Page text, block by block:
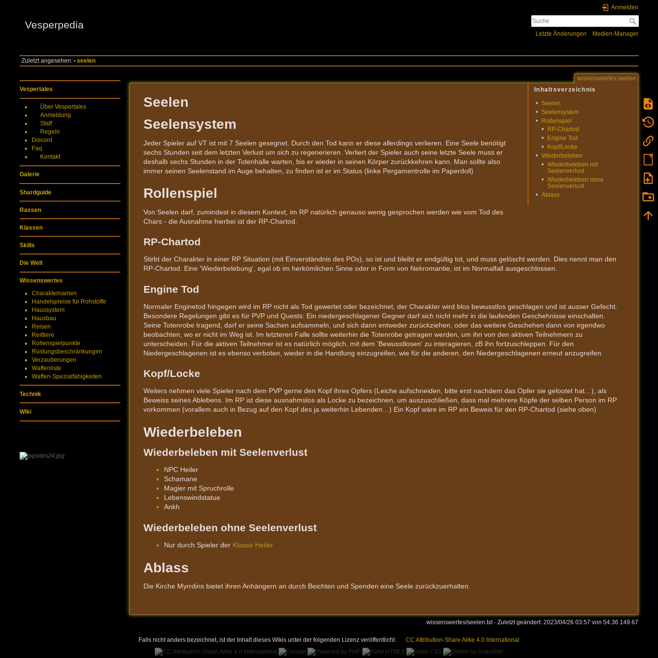
Vesperpedia
Anmelden
Letzte Änderungen Medien-Manager
Zuletzt angesehen: • seelen
Vespertales
Über Vespertales
Anmeldung
Staff
Regeln
Discord
Faq
Kontakt
Galerie
Shardguide
Rassen
Klassen
Skills
Die Welt
Wissenswertes
Charakternamen
Handelspreise für Rohstoffe
Haussystem
Hausbau
Reisen
Reittiere
Rollenspielpunkte
Rüstungsbeschränkungen
Verzauberungen
Waffenliste
Waffen-Spezialfähigkeiten
Technik
Wiki
wissenswertes:seelen
Inhaltsverzeichnis
Seelen
Seelensystem
Rollenspiel
RP-Chartod
Engine Tod
Kopf/Locke
Wiederbeleben
Wiederbeleben mit
Seelenverlust
Wiederbeleben ohne
Seelenverlust
Ablass
Seelen
Seelensystem
Jeder Spieler auf VT ist mit 7 Seelen gesegnet. Durch den Tod kann er diese allerdings verlieren. Eine Seele benötigt
sechs Stunden seit dem letzten Verlust um sich zu regenerieren. Verliert der Spieler auch seine letzte Seele muss er
deshalb sechs Stunden in der Totenhalle warten, bis er wieder in seinen Körper zurückkehren kann. Man sollte also
immer seinen Seelenstand im Auge behalten, zu finden ist er im Status (linke Pergamentrolle im Paperdoll)
Rollenspiel
Von Seelen darf, zumindest in diesem Kontext, im RP natürlich genauso wenig gesprochen werden wie vom Tod des
Chars - die Ausnahme hierbei ist der RP-Chartod.
RP-Chartod
Stirbt der Charakter in einer RP Situation (mit Einverständnis des POs), so ist und bleibt er endgültig tot, und muss gelöscht werden. Dies nennt man den
RP-Chartod. Eine 'Wiederbelebung', egal ob im herkömlichen Sinne oder in Form von Nekromantie, ist im Normalfall ausgeschlossen.
Engine Tod
Normaler Enginetod hingegen wird im RP nicht als Tod gewertet oder bezeichnet, der Charakter wird blos bewusstlos geschlagen und ist ausser Gefecht.
Besondere Regelungen gibt es für PVP und Quests: Ein niedergeschlagener Gegner darf sich nicht mehr in die laufenden Geschehnisse einschalten.
Seine Totenrobe tragend, darf er seine Sachen aufsammeln, und sich dann entweder zurückziehen, oder das weitere Geschehen dann von irgendwo
beobachten, wo er nicht im Weg ist. Im letzteren Falle sollte weiterhin die Totenrobe getragen werden, um ihn von den aktiven Teilnehmern zu
unterscheiden. Für die aktiven Teilnehmer ist es natürlich möglich, mit dem 'Bewusstlosen' zu interagieren, zB ihn fortzuschleppen. Für den
Niedergeschlagenen ist es ebenso verboten, wieder in die Handlung einzugreifen, wie für die anderen, den Niedergeschlagenen erneut anzugreifen.
Kopf/Locke
Weiters nehmen viele Spieler nach dem PVP gerne den Kopf ihres Opfers (Leiche aufschneiden, bitte erst nachdem das Opfer sie gelootet hat…), als
Beweiss seines Ablebens. Im RP ist diese ausnahmslos als Locke zu bezeichnen, um auszuschließen, dass mal mehrere Köpfe der selben Person im RP
vorkommen (vorallem auch in Bezug auf den Kopf des ja weiterhin Lebenden…) Ein Kopf wäre im RP ein Beweis für den RP-Chartod (siehe oben)
Wiederbeleben
Wiederbeleben mit Seelenverlust
NPC Heiler
Schamane
Magier mit Spruchrolle
Lebenswindstatue
Ankh
Wiederbeleben ohne Seelenverlust
Nur durch Spieler der Klasse Heiler
Ablass
Die Kirche Myrrdins bietet ihren Anhängern an durch Beichten und Spenden eine Seele zurückzuerhalten.
wissenswertes/seelen.txt· Zuletzt geändert: 2023/04/26 03:57 von 54.36.149.67
Falls nicht anders bezeichnet, ist der Inhalt dieses Wikis unter der folgenden Lizenz veröffentlicht: CC Attribution-Share Alike 4.0 International